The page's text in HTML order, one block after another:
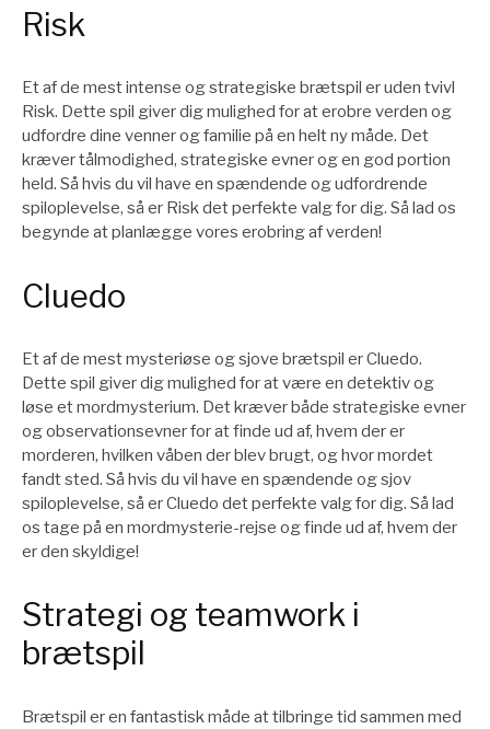
Risk
Et af de mest intense og strategiske brætspil er uden tvivl
Risk. Dette spil giver dig mulighed for at erobre verden og
udfordre dine venner og familie på en helt ny måde. Det
kræver tålmodighed, strategiske evner og en god portion
held. Så hvis du vil have en spændende og udfordrende
spiloplevelse, så er Risk det perfekte valg for dig. Så lad os
begynde at planlægge vores erobring af verden!
Cluedo
Et af de mest mysteriøse og sjove brætspil er Cluedo.
Dette spil giver dig mulighed for at være en detektiv og
løse et mordmysterium. Det kræver både strategiske evner
og observationsevner for at finde ud af, hvem der er
morderen, hvilken våben der blev brugt, og hvor mordet
fandt sted. Så hvis du vil have en spændende og sjov
spiloplevelse, så er Cluedo det perfekte valg for dig. Så lad
os tage på en mordmysterie-rejse og finde ud af, hvem der
er den skyldige!
Strategi og teamwork i
brætspil
Brætspil er en fantastisk måde at tilbringe tid sammen med